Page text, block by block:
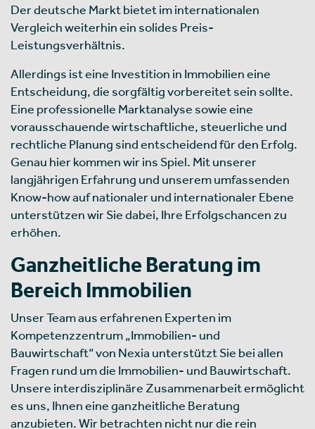
Der deutsche Markt bietet im internationalen
Vergleich weiterhin ein solides Preis-
Leistungsverhältnis.
Allerdings ist eine Investition in Immobilien eine
Entscheidung, die sorgfältig vorbereitet sein sollte.
Eine professionelle Marktanalyse sowie eine
vorausschauende wirtschaftliche, steuerliche und
rechtliche Planung sind entscheidend für den Erfolg.
Genau hier kommen wir ins Spiel. Mit unserer
langjährigen Erfahrung und unserem umfassenden
Know-how auf nationaler und internationaler Ebene
unterstützen wir Sie dabei, Ihre Erfolgschancen zu
erhöhen.
Ganzheitliche Beratung im
Bereich Immobilien
Unser Team aus erfahrenen Experten im
Kompetenzzentrum „Immobilien- und
Bauwirtschaft“ von Nexia unterstützt Sie bei allen
Fragen rund um die Immobilien- und Bauwirtschaft.
Unsere interdisziplinäre Zusammenarbeit ermöglicht
es uns, Ihnen eine ganzheitliche Beratung
anzubieten. Wir betrachten nicht nur die rein